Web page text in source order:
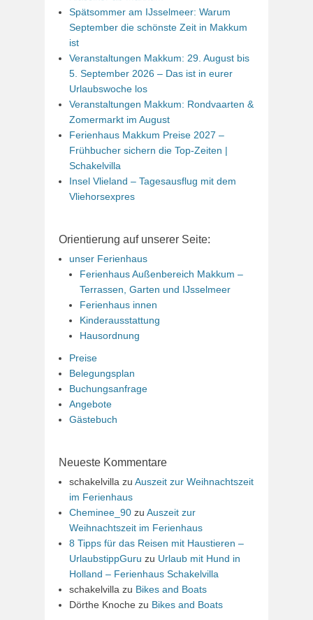
Spätsommer am IJsselmeer: Warum
September die schönste Zeit in Makkum
ist
Veranstaltungen Makkum: 29. August bis
5. September 2026 – Das ist in eurer
Urlaubswoche los
Veranstaltungen Makkum: Rondvaarten &
Zomermarkt im August
Ferienhaus Makkum Preise 2027 –
Frühbucher sichern die Top-Zeiten |
Schakelvilla
Insel Vlieland – Tagesausflug mit dem
Vliehorsexpres
Orientierung auf unserer Seite:
unser Ferienhaus
Ferienhaus Außenbereich Makkum –
Terrassen, Garten und IJsselmeer
Ferienhaus innen
Kinderausstattung
Hausordnung
Preise
Belegungsplan
Buchungsanfrage
Angebote
Gästebuch
Neueste Kommentare
schakelvilla zu Auszeit zur Weihnachtszeit
im Ferienhaus
Cheminee_90 zu Auszeit zur
Weihnachtszeit im Ferienhaus
8 Tipps für das Reisen mit Haustieren –
UrlaubstippGuru zu Urlaub mit Hund in
Holland – Ferienhaus Schakelvilla
schakelvilla zu Bikes and Boats
Dörthe Knoche zu Bikes and Boats